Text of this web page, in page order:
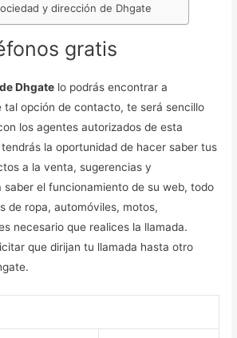
y dirección de Dhgate
gratis
Dhgate lo podrás encontrar a
tal opción de contacto, te será sencillo
los agentes autorizados de esta
la oportunidad de hacer saber tus
a la venta, sugerencias y
saber el funcionamiento de su web, todo
de ropa, automóviles, motos,
necesario que realices la llamada.
que dirijan tu llamada hasta otro